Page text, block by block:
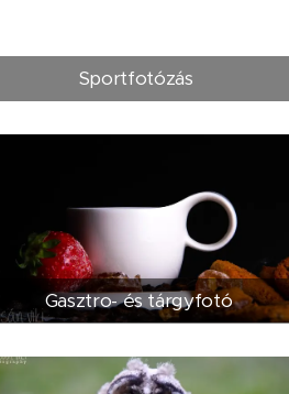
Sportfotózás
Gasztro- és tárgyfotó